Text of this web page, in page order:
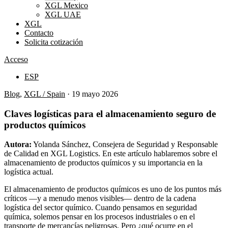
XGL Mexico
XGL UAE
XGL
Contacto
Solicita cotización
Acceso
ESP
Blog, XGL / Spain · 19 mayo 2026
Claves logísticas para el almacenamiento seguro de
productos químicos
Autora: Yolanda Sánchez, Consejera de Seguridad y Responsable
de Calidad en XGL Logistics. En este artículo hablaremos sobre el
almacenamiento de productos químicos y su importancia en la
logística actual.
El almacenamiento de productos químicos es uno de los puntos más
críticos —y a menudo menos visibles— dentro de la cadena
logística del sector químico. Cuando pensamos en seguridad
química, solemos pensar en los procesos industriales o en el
transporte de mercancías peligrosas. Pero ¿qué ocurre en el